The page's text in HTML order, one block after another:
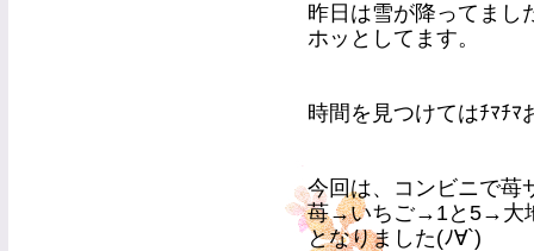
昨日は雪が降ってまし
ホッとしてます。
時間を見つけてはﾁﾏﾁﾏ
今回は、コンビニで苺
苺→いちご→1と5→大
となりました(ﾉ∀`)